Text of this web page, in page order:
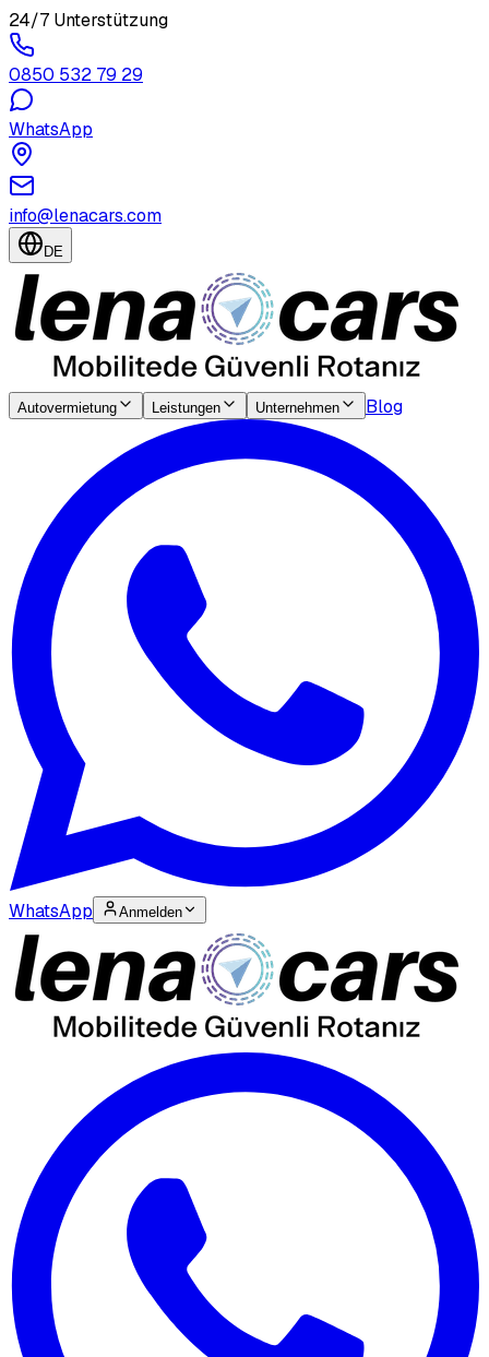
24/7 Unterstützung
0850 532 79 29
WhatsApp
info@lenacars.com
DE
Autovermietung Leistungen Unternehmen Blog
WhatsApp Anmelden